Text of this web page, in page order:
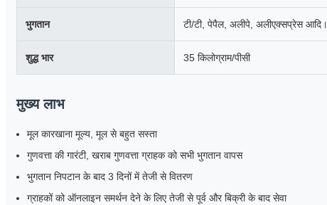
भुगतान टी/टी, पेपैल, अलीपे, अलीएक्सप्रेस आदि।
शुद्ध भार 35 किलोग्राम/पीसी
मुख्य लाभ
मूल कारखाना मूल्य, मूल से बहुत सस्ता
गुणवत्ता की गारंटी, खराब गुणवत्ता ग्राहक को सभी भुगतान वापस
भुगतान निपटान के बाद 3 दिनों में तेजी से वितरण
ग्राहकों को ऑनलाइन समर्थन देने के लिए तेजी से पूर्व और बिक्री के बाद सेवा